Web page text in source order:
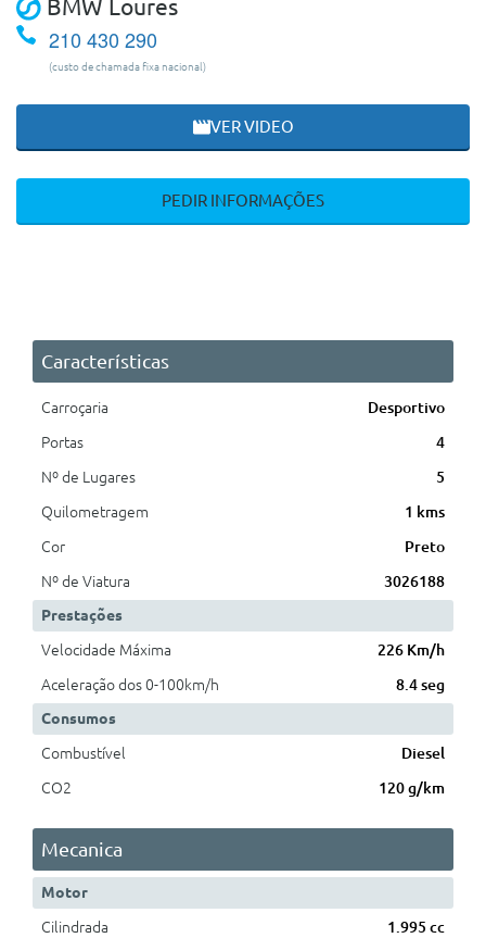
BMW Loures
210 430 290
(custo de chamada fixa nacional)
VER VIDEO
PEDIR INFORMAÇÕES
Características
Carroçaria
Desportivo
Portas
4
Nº de Lugares
5
Quilometragem
1 kms
Cor
Preto
Nº de Viatura
3026188
Prestações
Velocidade Máxima
226 Km/h
Aceleração dos 0-100km/h
8.4 seg
Consumos
Combustível
Diesel
CO2
120 g/km
Mecanica
Motor
Cilindrada
1.995 cc